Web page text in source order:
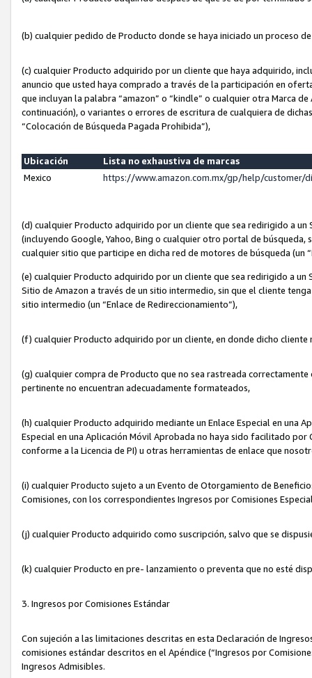
(b) cualquier pedido de Producto donde se haya iniciado un proceso
(c) cualquier Producto adquirido por un cliente que haya adquirido,
anuncio que usted haya comprado a través de la participación en
que incluyan la palabra “amazon” o “kindle” o cualquier otra Marca
continuación), o variantes o errores de escritura de cualquiera de
“Colocación de Búsqueda Pagada Prohibida”),
Ubicación
Lista no exhaustiva de marcas
Mexico
https://www.amazon.com.mx/gp/help/customer/
(d) cualquier Producto adquirido por un cliente que sea redirigido a
(incluyendo Google, Yahoo, Bing o cualquier otro portal de
cualquier sitio que participe en dicha red de motores de búsqueda (un
(e) cualquier Producto adquirido por un cliente que sea redirigido a un
Sitio de Amazon a través de un sitio intermedio, sin que el cliente
sitio intermedio (un “Enlace de Redireccionamiento”),
(f) cualquier Producto adquirido por un cliente, en donde dicho
(g) cualquier compra de Producto que no sea rastreada
pertinente no encuentran adecuadamente formateados,
(h) cualquier Producto adquirido mediante un Enlace Especial en una
Especial en una Aplicación Móvil Aprobada no haya sido facilitado
conforme a la Licencia de PI) u otras herramientas de enlace que
(i) cualquier Producto sujeto a un Evento de Otorgamiento de
Comisiones, con los correspondientes Ingresos por Comisiones
(j) cualquier Producto adquirido como suscripción, salvo que se
(k) cualquier Producto en pre- lanzamiento o preventa que no esté
3. Ingresos por Comisiones Estándar
Con sujeción a las limitaciones descritas en esta Declaración de
comisiones estándar descritos en el Apéndice (“Ingresos por
Ingresos Admisibles.